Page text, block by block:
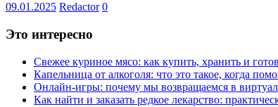
09.01.2025 Redactor 0
Это интересно
Свежее куриное мясо: как купить, хранить и
Капельница от алкоголя: что это такое, когда
Онлайн-игры: почему мы возвращаемся в
Как найти и заказать редкое лекарство: